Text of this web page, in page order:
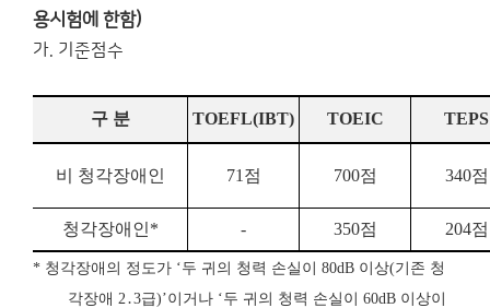
용시험에 한함)
가. 기준점수
구 분 TOEFL(IBT) TOEIC TEPS
비 청각장애인 71 점 700점 340점
청각장애인* - 350점 204점
* 청각장애의 정도가 ‘두 귀의 청력 손실이 80dB 이상(기존 청
각장애 2․3급)’이거나 ‘두 귀의 청력 손실이 60dB 이상이